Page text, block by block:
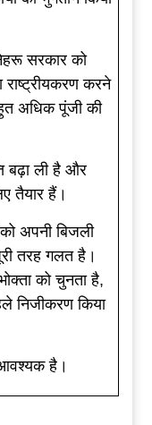
सरकार को
करने
अधिक पूंजी की
बढ़ा ली है और
तैयार हैं।
अपनी बिजली
तरह गलत है।
को चुनता है,
निजीकरण किया
है।